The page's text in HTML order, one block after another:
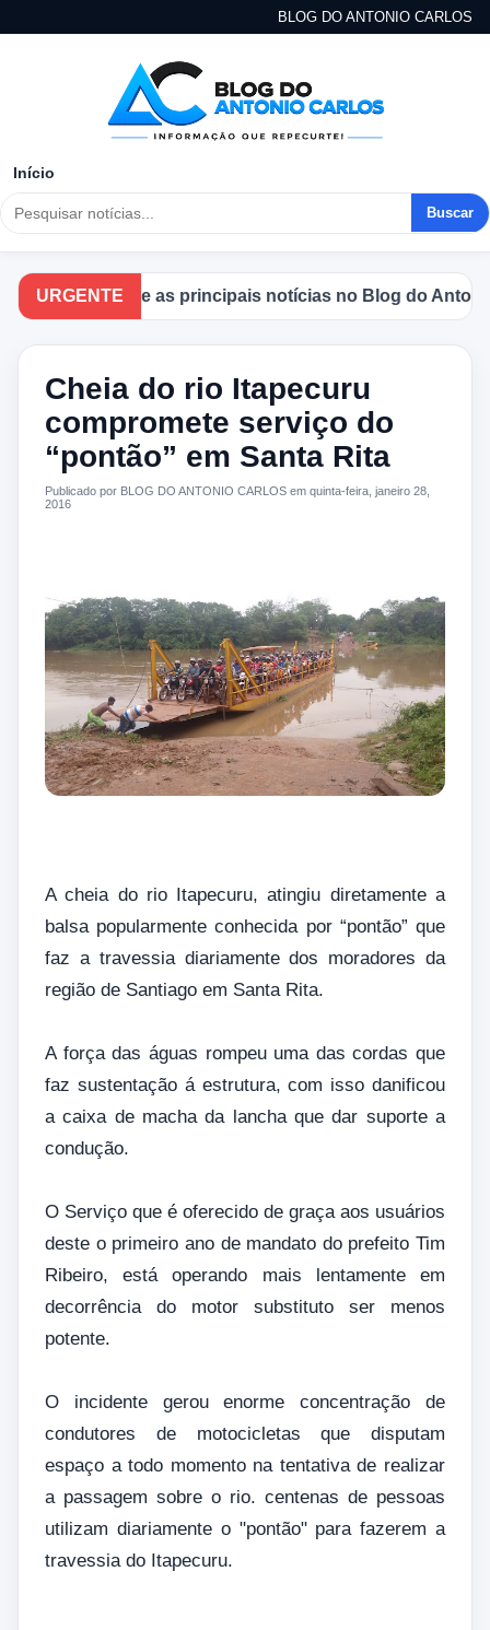
BLOG DO ANTONIO CARLOS
Início
Buscar
URGENTE
Acompanhe as principais notícias no Blog do Antonio
Cheia do rio Itapecuru
compromete serviço do
“pontão” em Santa Rita
Publicado por BLOG DO ANTONIO CARLOS em quinta-feira, janeiro 28,
2016
A cheia do rio Itapecuru, atingiu diretamente a
balsa popularmente conhecida por “pontão” que
faz a travessia diariamente dos moradores da
região de Santiago em Santa Rita.
A força das águas rompeu uma das cordas que
faz sustentação á estrutura, com isso danificou
a caixa de macha da lancha que dar suporte a
condução.
O Serviço que é oferecido de graça aos usuários
deste o primeiro ano de mandato do prefeito Tim
Ribeiro, está operando mais lentamente em
decorrência do motor substituto ser menos
potente.
O incidente gerou enorme concentração de
condutores de motocicletas que disputam
espaço a todo momento na tentativa de realizar
a passagem sobre o rio. centenas de pessoas
utilizam diariamente o "pontão" para fazerem a
travessia do Itapecuru.